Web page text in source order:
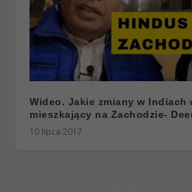
Wideo. Jakie zmiany w Indiach
mieszkający na Zachodzie-
10 lipca 2017